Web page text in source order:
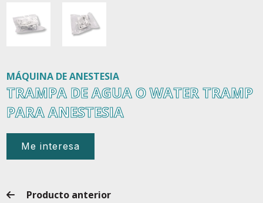
MÁQUINA DE ANESTESIA
TRAMPA DE AGUA O WATER TRAMP
PARA ANESTESIA
Me interesa
Producto anterior